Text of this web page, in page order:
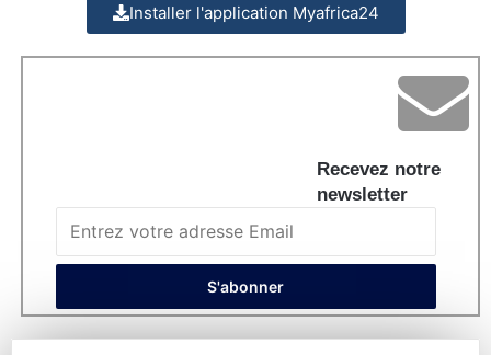
Installer l'application Myafrica24
Recevez notre
newsletter